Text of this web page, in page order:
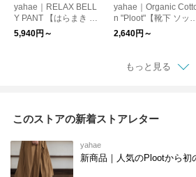
yahae｜RELAX BELL
Y PANT 【はらまき パ
ンツ】【温活】
5,940円～
yahae｜Organic
n "Ploot"【靴下 ソッ
ス】【ギフト】
2,640円～
もっと見る
このストアの新着ストアレター
yahae
新商品｜人気のPlootから